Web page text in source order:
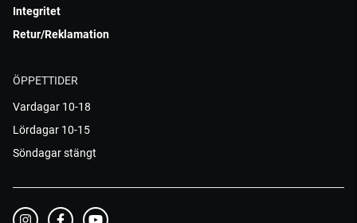
Integritet
Retur/Reklamation
ÖPPETTIDER
Vardagar 10-18
Lördagar 10-15
Söndagar stängt